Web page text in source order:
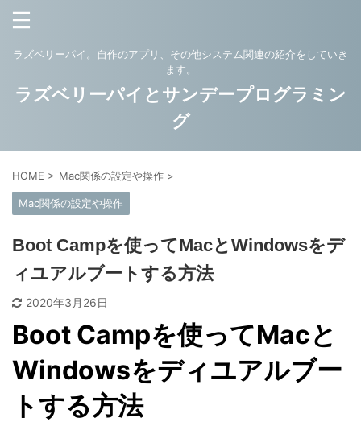
ラズベリーパイ。自作のアプリ、その他システム関連の紹介をしていき
ます。
ラズベリーパイとサンデープログラミン
グ
HOME > Mac関係の設定や操作 >
Mac関係の設定や操作
Boot Campを使ってMacとWindowsをデ
ィユアルブートする方法
2020年3月26日
Boot Campを使ってMacと
Windowsをディユアルブー
トする方法